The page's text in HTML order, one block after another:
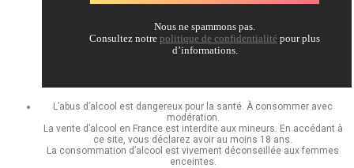
Nous ne spammons pas.
Consultez notre politique de confidentialité pour plus
d’informations.
L’abus d’alcool est dangereux pour la santé. À consommer avec
modération.
La vente d’alcool en France est interdite aux mineurs. En accédant à
ce site, vous déclarez avoir au moins 18 ans.
La consommation d’alcool est vivement déconseillée aux femmes
enceintes.